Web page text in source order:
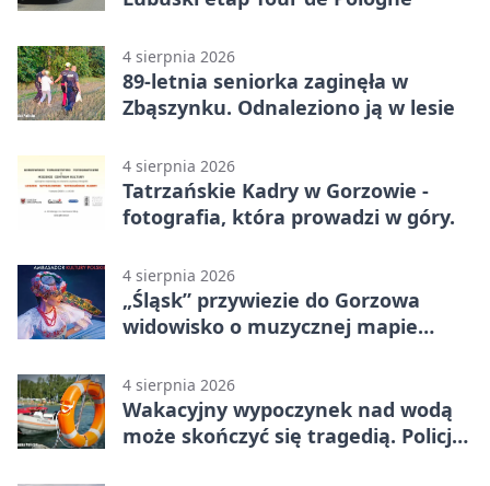
4 sierpnia 2026
89-letnia seniorka zaginęła w
Zbąszynku. Odnaleziono ją w lesie
4 sierpnia 2026
Tatrzańskie Kadry w Gorzowie -
fotografia, która prowadzi w góry.
4 sierpnia 2026
„Śląsk” przywiezie do Gorzowa
widowisko o muzycznej mapie
4 sierpnia 2026
Wakacyjny wypoczynek nad wodą
może skończyć się tragedią. Policja